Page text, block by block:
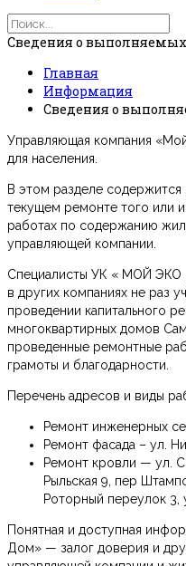
Сведения о выполняемых
Главная
Информация
Сведения о
Управляющая компания
для населения.
В этом разделе
текущем ремонте того или
работах по содержанию
управляющей компании.
Специалисты УК « МОЙ ЭКО
в других компаниях не раз
проведении капитального
многоквартирных домов
проведенные ремонтные
грамоты и благодарности.
Перечень адресов и виды
Ремонт инженерных
Ремонт фасада – ул.
Ремонт кровли — ул.
Рыльская 9, пер
Роторный переулок 3,
Понятная и доступная
Дом» — залог доверия и